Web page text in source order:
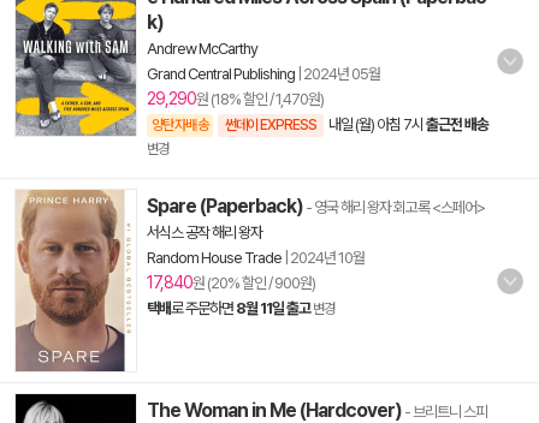
k)
Andrew McCarthy
Grand Central Publishing 2024년 05월
29,290원 (18% 할인 / 1,470원)
양탄자배송 썬데이 EXPRESS 내일 (월) 아침 7시 출근전 배송
변경
Spare (Paperback) - 영국 해리 왕자 회고록 <스페어>
서식스 공작 해리 왕자
Random House Trade 2024년 10월
17,840원 (20% 할인 / 900원)
택배로 주문하면 8월 11일 출고 변경
The Woman in Me (Hardcover) - 브리트니 스피